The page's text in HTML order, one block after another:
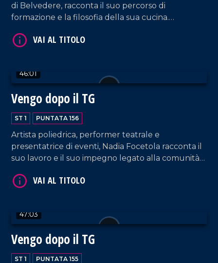
di Belvedere, racconta il suo percorso di
formazione e la filosofia della sua cucina.
volta erudendoci sui bandi di terzo settore.
46:01
Vengo dopo il TG
ST 1 PUNTATA 156
Artista poliedrica, performer teatrale e
presentatrice di eventi, Nadia Focetola racconta il
suo lavoro e il suo impegno legato alla comunità
47:03
Vengo dopo il TG
ST 1 PUNTATA 155
VAI AL TITOLO
VAI AL TITOLO